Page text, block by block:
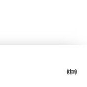
(dpa)